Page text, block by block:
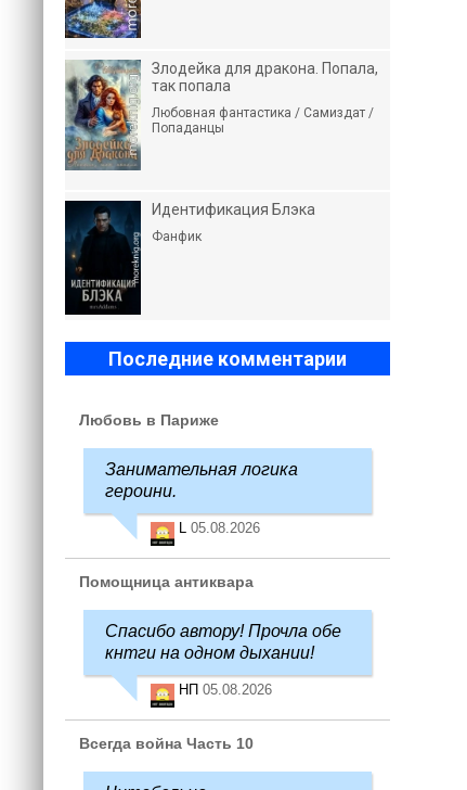
Злодейка для дракона. Попала,
так попала
Любовная фантастика / Самиздат /
Попаданцы
Идентификация Блэка
Фанфик
Последние комментарии
Любовь в Париже
Занимательная логика
героини.
L 05.08.2026
Помощница антиквара
Спасибо автору! Прочла обе
кнтги на одном дыхании!
НП 05.08.2026
Всегда война Часть 10